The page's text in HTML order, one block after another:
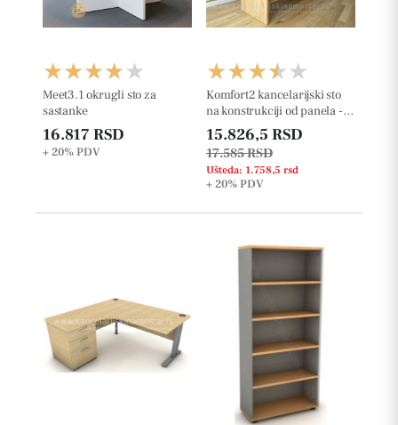
Meet3.1 okrugli sto za
sastanke
16.817 RSD
+ 20%PDV
Komfort2 kancelarijski sto
na konstrukciji od panela -
36mm
15.826,5 RSD
17.585 RSD
Ušteda: 1.758,5 rsd
+ 20%PDV